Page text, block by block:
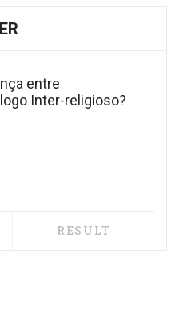
entre
Inter-religioso?